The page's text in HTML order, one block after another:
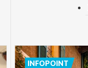
INFOPOINT